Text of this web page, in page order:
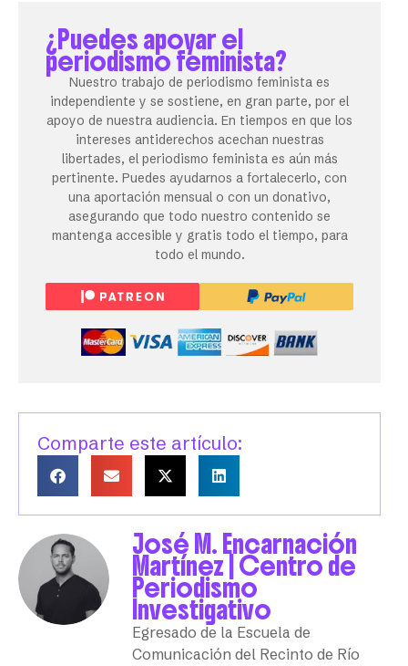
¿Puedes apoyar el
periodismo feminista?
Nuestro trabajo de periodismo feminista es
independiente y se sostiene, en gran parte, por el
apoyo de nuestra audiencia. En tiempos en que los
intereses antiderechos acechan nuestras
libertades, el periodismo feminista es aún más
pertinente. Puedes ayudarnos a fortalecerlo, con
una aportación mensual o con un donativo,
asegurando que todo nuestro contenido se
mantenga accesible y gratis todo el tiempo, para
todo el mundo.
Comparte este artículo:
José M. Encarnación
Martínez | Centro de
Periodismo
Investigativo
Egresado de la Escuela de
Comunicación del Recinto de Río